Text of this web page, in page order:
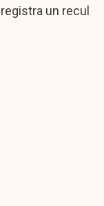
un recul